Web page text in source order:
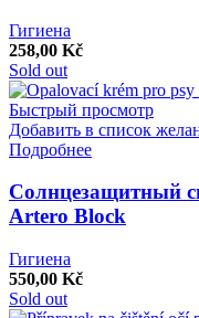
Гигиена
258,00 Kč
Sold out
Быстрый просмотр
Добавить в список
Подробнее
Солнцезащитный
Artero Block
Гигиена
550,00 Kč
Sold out